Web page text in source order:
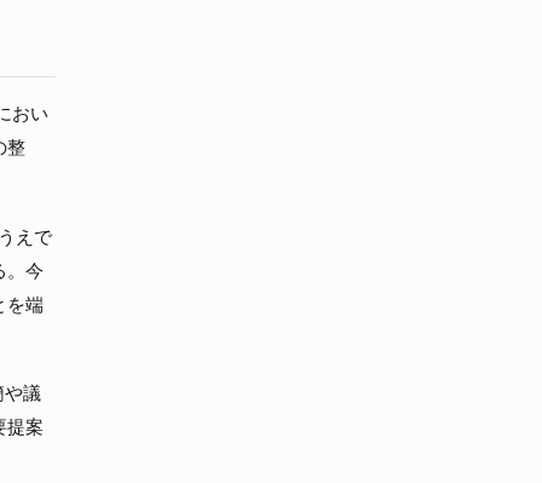
おい
整
えで
。今
を端
や議
提案